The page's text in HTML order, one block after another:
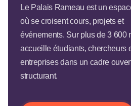
Le Palais Rameau est un
où se croisent cours, projets et
événements. Sur plus de 3 600
accueille étudiants, chercheurs
entreprises dans un cadre
structurant.